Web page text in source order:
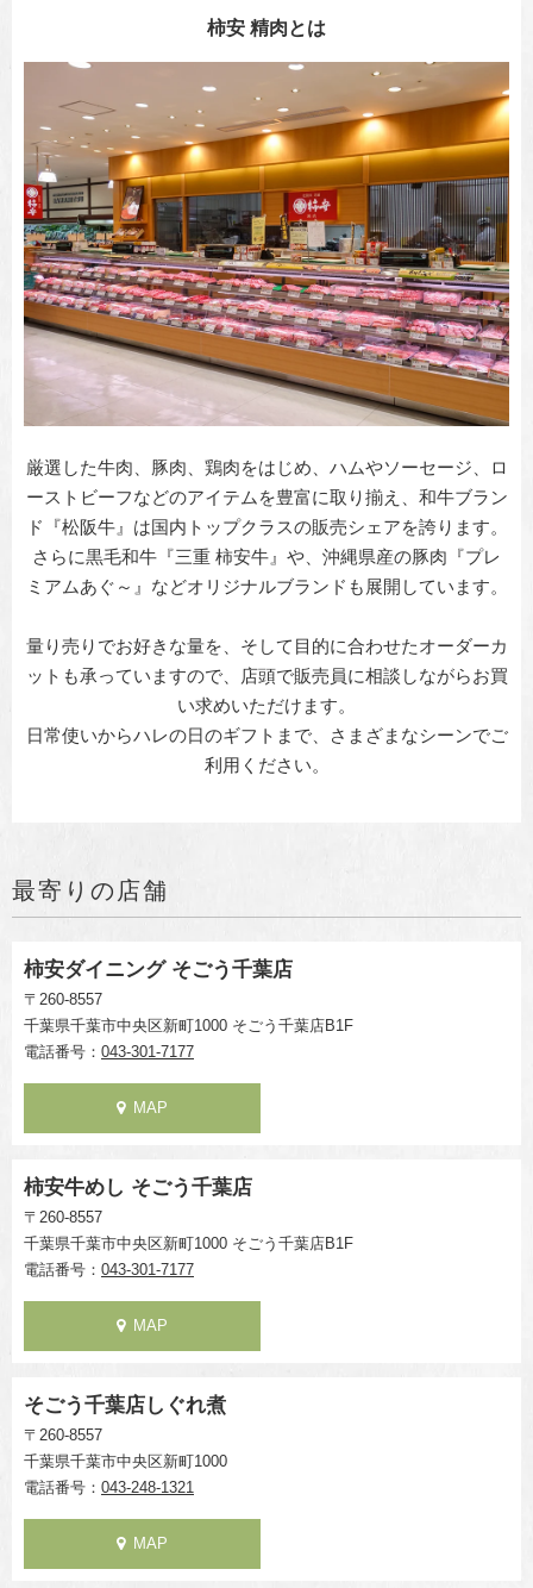
柿安 精肉とは
厳選した牛肉、豚肉、鶏肉をはじめ、ハムやソーセージ、ロ
ーストビーフなどのアイテムを豊富に取り揃え、和牛ブラン
ド『松阪牛』は国内トップクラスの販売シェアを誇ります。
さらに黒毛和牛『三重 柿安牛』や、沖縄県産の豚肉『プレ
ミアムあぐ～』などオリジナルブランドも展開しています。
量り売りでお好きな量を、そして目的に合わせたオーダーカ
ットも承っていますので、店頭で販売員に相談しながらお買
い求めいただけます。
日常使いからハレの日のギフトまで、さまざまなシーンでご
利用ください。
最寄りの店舗
柿安ダイニング そごう千葉店
〒260-8557
千葉県千葉市中央区新町1000 そごう千葉店B1F
電話番号： 043-301-7177
MAP
柿安牛めし そごう千葉店
〒260-8557
千葉県千葉市中央区新町1000 そごう千葉店B1F
電話番号： 043-301-7177
MAP
そごう千葉店しぐれ煮
〒260-8557
千葉県千葉市中央区新町1000
電話番号： 043-248-1321
MAP